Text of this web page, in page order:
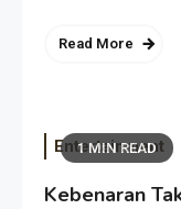
Read More
1 MIN READ
Entertainment
Kebenaran